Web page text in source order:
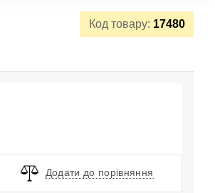
Код товару: 17480
Додати до порівняння